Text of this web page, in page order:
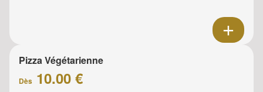
Pizza Végétarienne
Dès 10.00 €